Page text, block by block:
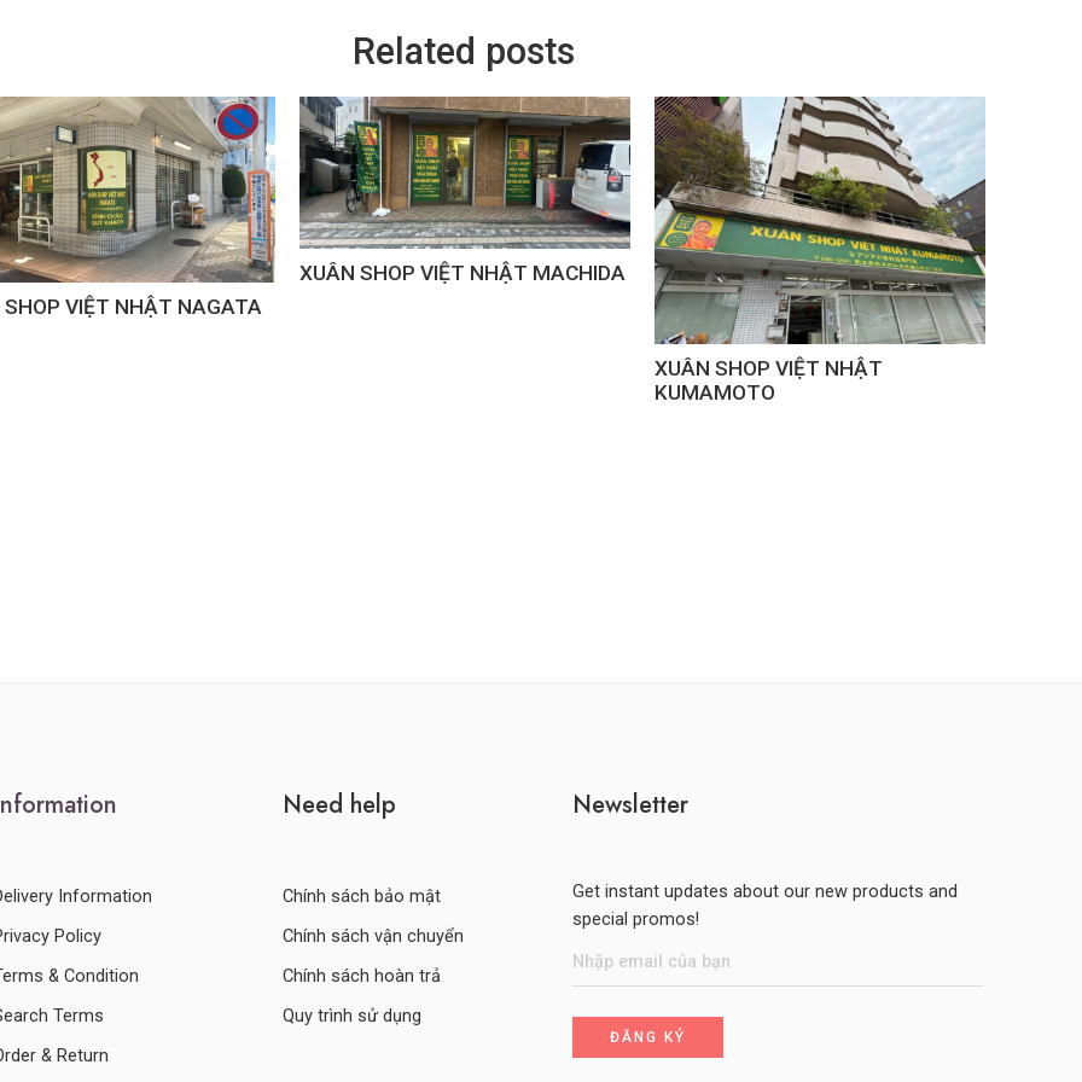
Related posts
SHOP VIỆT NHẬT NAGATA
XUÂN SHOP VIỆT NHẬT MACHIDA
XUÂN SHOP VIỆT NHẬT
KUMAMOTO
Information
Policy
& Condition
Terms
& Return
Need help
Chính sách bảo mật
Chính sách vận chuyển
Chính sách hoàn trả
Quy trình sử dụng
Newsletter
Get instant updates about our new products and
special promos!